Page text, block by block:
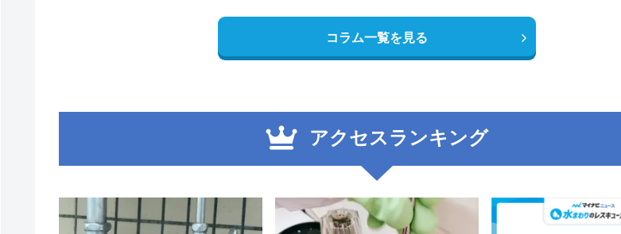
コラム一覧を見る
アクセスランキング
1 2